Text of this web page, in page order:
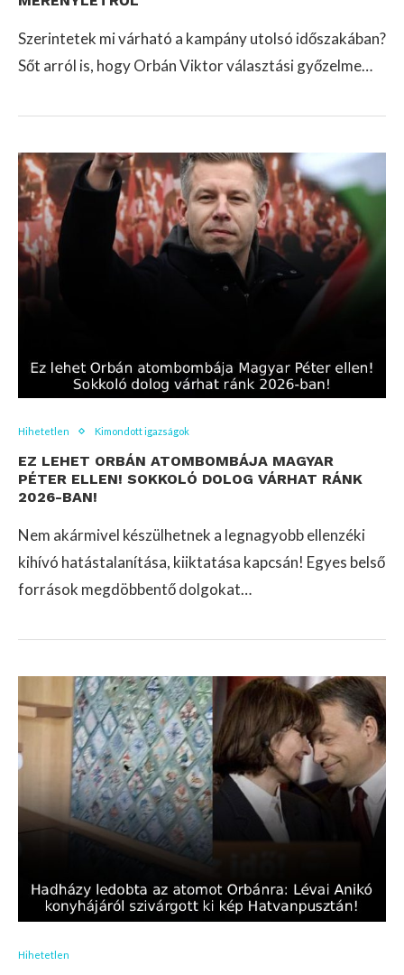
Szerintetek mi várható a kampány utolsó időszakában?
Sőt arról is, hogy Orbán Viktor választási győzelme…
Hihetetlen Kimondott igazságok
EZ LEHET ORBÁN ATOMBOMBÁJA MAGYAR
PÉTER ELLEN! SOKKOLÓ DOLOG VÁRHAT RÁNK
2026-BAN!
Nem akármivel készülhetnek a legnagyobb ellenzéki
kihívó hatástalanítása, kiiktatása kapcsán! Egyes belső
források megdöbbentő dolgokat…
Hihetetlen